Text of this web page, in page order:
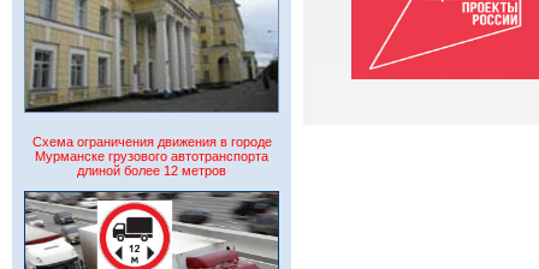
Схема ограничения движения в городе
Мурманске грузового автотранспорта
длиной более 12 метров